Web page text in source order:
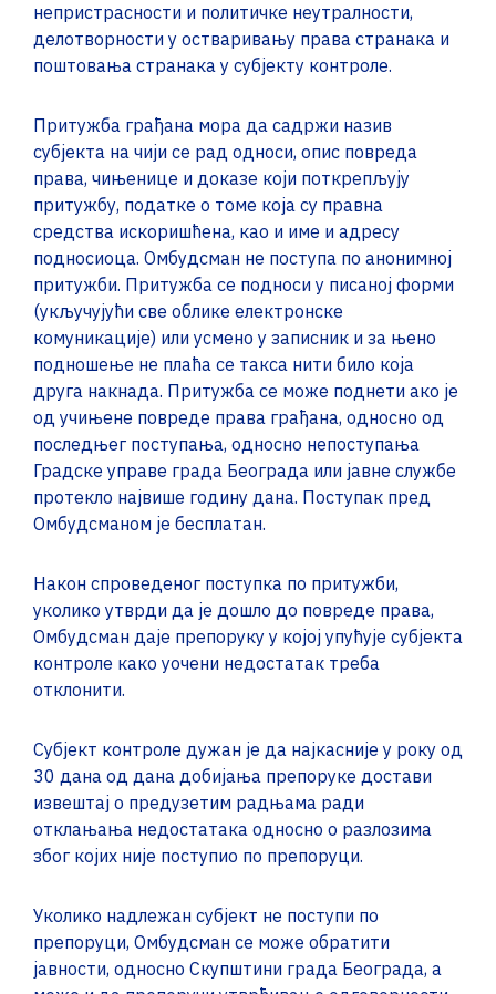
непристрасности и политичке неутралности,
делотворности у остваривању права странака и
поштовања странака у субјекту контроле.
Притужба грађана мора да садржи назив
субјекта на чији се рад односи, опис повреда
права, чињенице и доказе који поткрепљују
притужбу, податке о томе која су правна
средства искоришћена, као и име и адресу
подносиоца. Омбудсман не поступа по анонимној
притужби. Притужба се подноси у писаној форми
(укључујући све облике електронске
комуникације) или усмено у записник и за њено
подношење не плаћа се такса нити било која
друга накнада. Притужба се може поднети ако је
од учињене повреде права грађана, односно од
последњег поступања, односно непоступања
Градске управе града Београда или јавне службе
протекло највише годину дана. Поступак пред
Oмбудсманом је бесплатан.
Након спроведеног поступка по притужби,
уколико утврди да је дошло до повреде права,
Oмбудсман даје препоруку у којој упућује субјекта
контроле како уочени недостатак треба
отклонити.
Субјект контроле дужан је да најкасније у року од
30 дана од дана добијања препоруке достави
извештај о предузетим радњама ради
отклањања недостатака односно о разлозима
због којих није поступио по препоруци.
Уколико надлежан субјект не поступи по
препоруци, Oмбудсман се може обратити
јавности, односно Скупштини града Београда, а